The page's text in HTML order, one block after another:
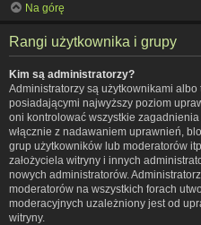
Na górę
Rangi użytkownika i grupy
Kim są administratorzy?
Administratorzy są użytkownikami
posiadającymi najwyższy poziom
oni kontrolować wszystkie
włącznie z nadawaniem uprawnień,
grup użytkowników lub moderatorów
założyciela witryny i innych
nowych administratorów.
moderatorów na wszystkich forach
moderacyjnych uzależniony jest od
witryny.